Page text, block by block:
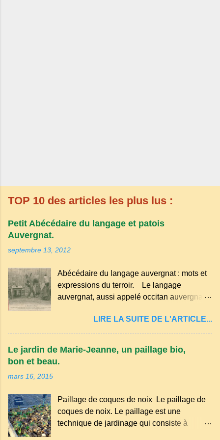
TOP 10 des articles les plus lus :
Petit Abécédaire du langage et patois
Auvergnat.
septembre 13, 2012
Abécédaire du langage auvergnat : mots et
expressions du terroir. Le langage
auvergnat, aussi appelé occitan auvergnat ,
principalement en Auvergne et dans
certaines parties du Massif central . Il
et est classé parmi les dialectes du nord-
Par exemple, on trouve des mots typiques
comme "agourer" (s'accroupir) ou "aze"
(âne, utilisé aussi pour désigner quelqu'un
LIRE LA SUITE DE L'ARTICLE...
Le jardin de Marie-Jeanne, un paillage bio,
bon et beau.
mars 16, 2015
Paillage de coques de noix Le paillage de
coques de noix. Le paillage est une
technique de jardinage qui consiste à